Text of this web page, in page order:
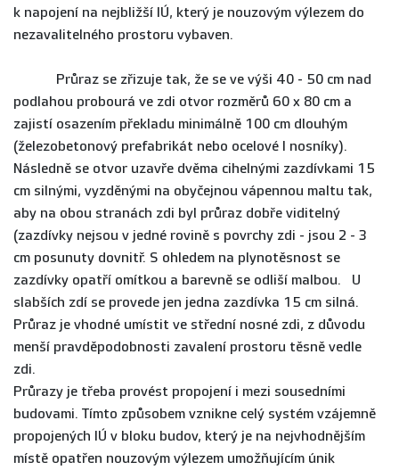
k napojení na nejbližší IÚ, který je nouzovým výlezem do
nezavalitelného prostoru vybaven.
Průraz se zřizuje tak, že se ve výši 40 - 50 cm nad
podlahou probourá ve zdi otvor rozměrů 60 x 80 cm a
zajistí osazením překladu minimálně 100 cm dlouhým
(železobetonový prefabrikát nebo ocelové I nosníky).
Následně se otvor uzavře dvěma cihelnými zazdívkami 15
cm silnými, vyzděnými na obyčejnou vápennou maltu tak,
aby na obou stranách zdi byl průraz dobře viditelný
(zazdívky nejsou v jedné rovině s povrchy zdi - jsou 2 - 3
cm posunuty dovnitř. S ohledem na plynotěsnost se
zazdívky opatří omítkou a barevně se odliší malbou. U
slabších zdí se provede jen jedna zazdívka 15 cm silná.
Průraz je vhodné umístit ve střední nosné zdi, z důvodu
menší pravděpodobnosti zavalení prostoru těsně vedle
zdi.
Průrazy je třeba provést propojení i mezi sousedními
budovami. Tímto způsobem vznikne celý systém vzájemně
propojených IÚ v bloku budov, který je na nejvhodnějším
místě opatřen nouzovým výlezem umožňujícím únik